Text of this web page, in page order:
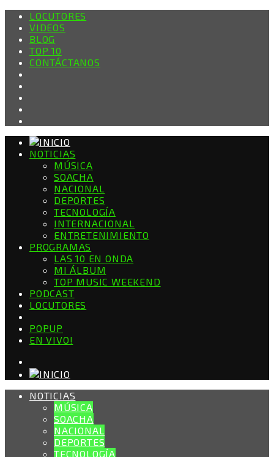
LOCUTORES
VIDEOS
BLOG
TOP 10
CONTÁCTANOS
NOTICIAS
MÚSICA
SOACHA
NACIONAL
DEPORTES
TECNOLOGÍA
INTERNACIONAL
ENTRETENIMIENTO
PROGRAMAS
LAS 10 EN ONDA
MI ÁLBUM
TOP MUSIC WEEKEND
PODCAST
LOCUTORES
POPUP
EN VIVO!
NOTICIAS
MÚSICA
SOACHA
NACIONAL
DEPORTES
TECNOLOGÍA